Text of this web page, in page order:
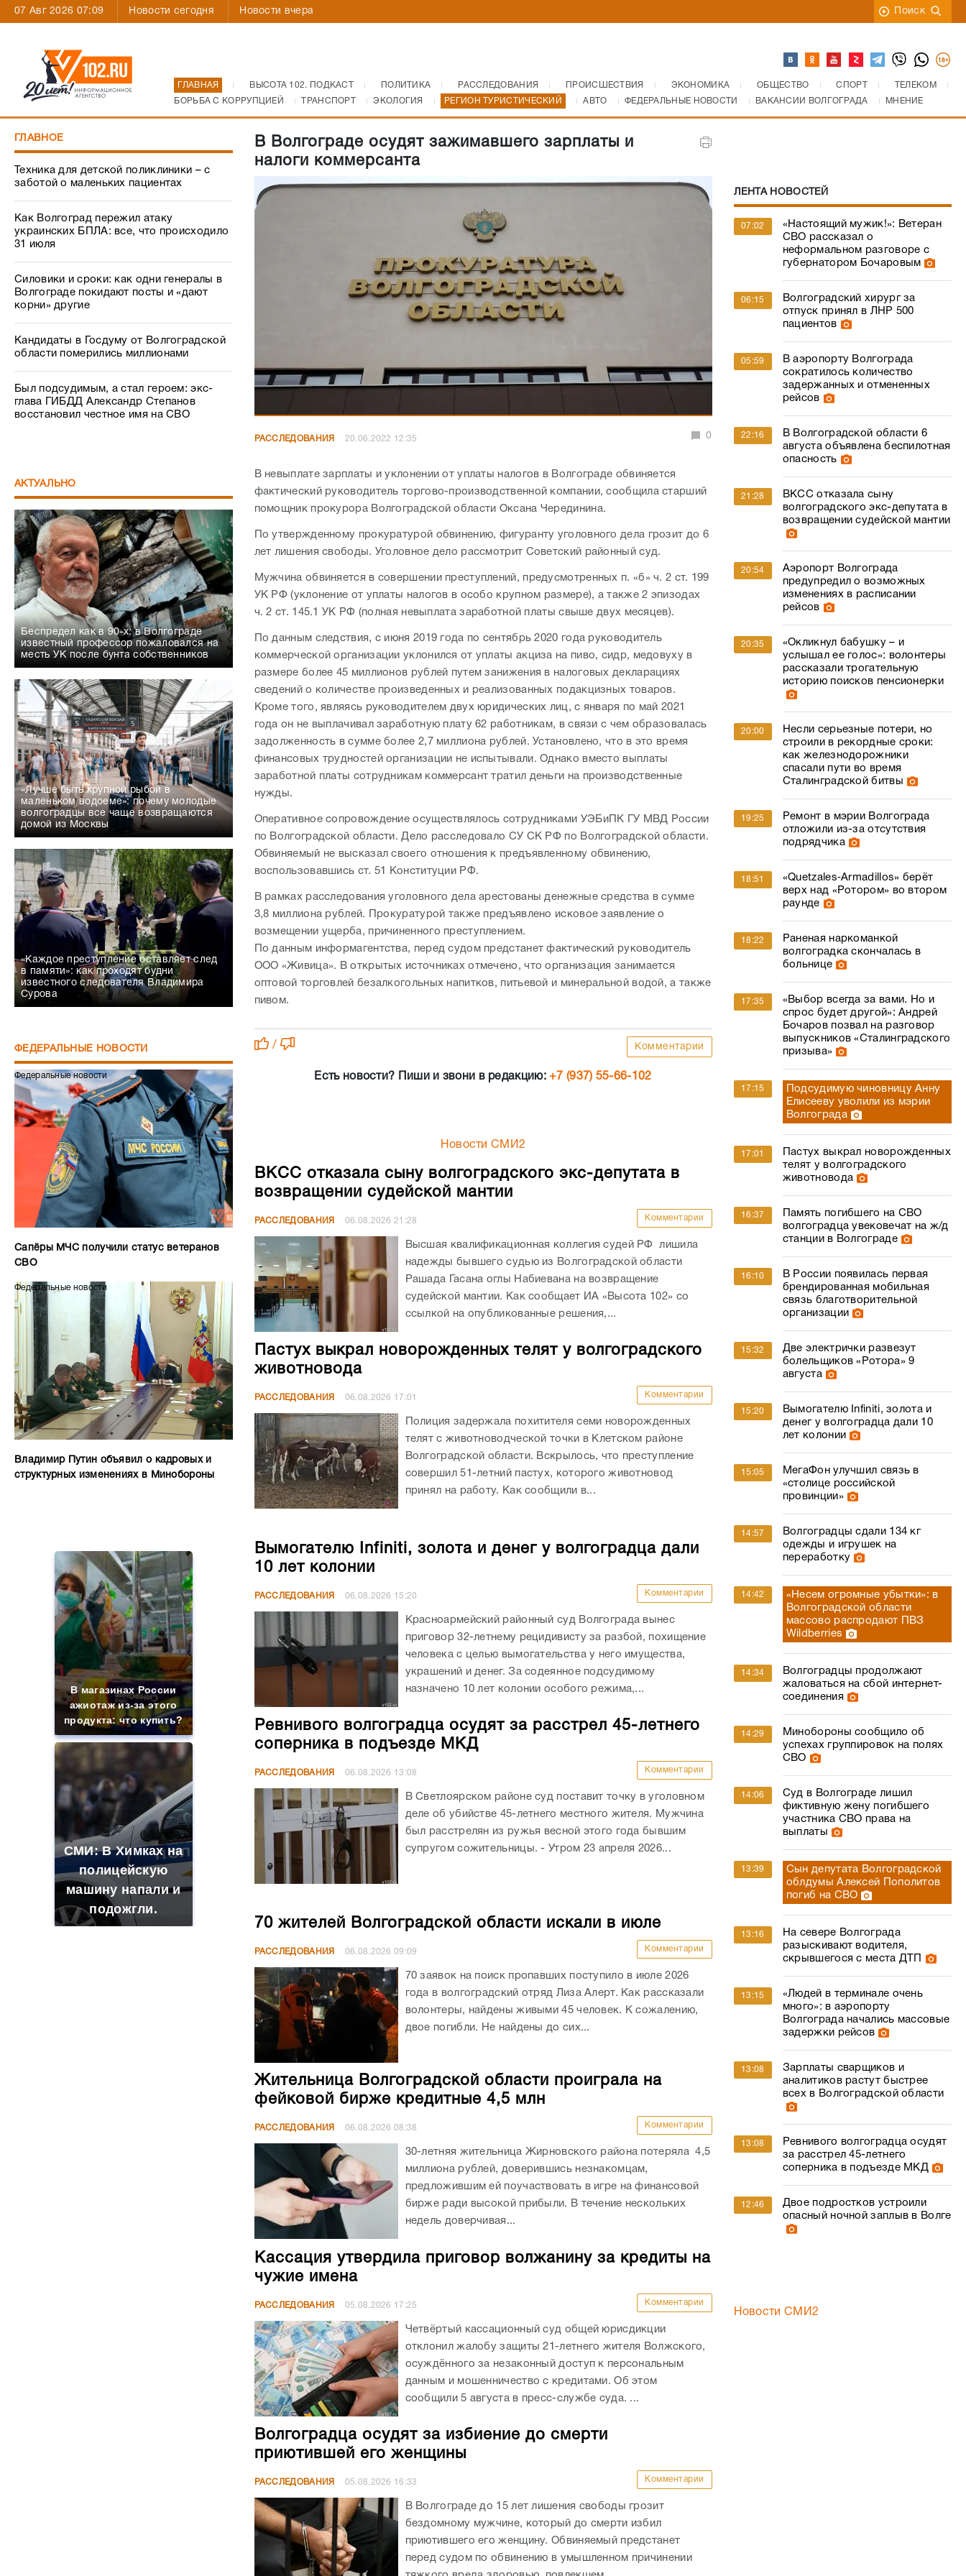
07 Авг 2026 07:09 Новости сегодня Новости вчера Поиск
ГЛАВНАЯ ВЫСОТА 102. ПОДКАСТ ПОЛИТИКА РАССЛЕДОВАНИЯ ПРОИСШЕСТВИЯ ЭКОНОМИКА ОБЩЕСТВО СПОРТ
ТЕЛЕКОМ
БОРЬБА С КОРРУПЦИЕЙ
ТРАНСПОРТ ЭКОЛОГИЯ РЕГИОН ТУРИСТИЧЕСКИЙ АВТО ФЕДЕРАЛЬНЫЕ НОВОСТИ ВАКАНСИИ ВОЛГОГРАДА МНЕНИЕ
ГЛАВНОЕ
Техника для детской поликлиники – с
заботой о маленьких пациентах
Как Волгоград пережил атаку
украинских БПЛА: все, что происходило
31 июля
Силовики и сроки: как одни генералы в
Волгограде покидают посты и «дают
корни» другие
Кандидаты в Госдуму от Волгоградской
области померились миллионами
Был подсудимым, а стал героем: экс-
глава ГИБДД Александр Степанов
восстановил честное имя на СВО
АКТУАЛЬНО
Беспредел как в 90-х: в Волгограде
известный профессор пожаловался на
месть УК после бунта собственников
«Лучше быть крупной рыбой в
маленьком водоеме»: почему молодые
волгоградцы все чаще возвращаются
домой из Москвы
«Каждое преступление оставляет след
в памяти»: как проходят будни
известного следователя Владимира
Сурова
ФЕДЕРАЛЬНЫЕ НОВОСТИ
Федеральные новости
Сапёры МЧС получили статус ветеранов
СВО
Федеральные новости
Владимир Путин объявил о кадровых и
структурных изменениях в Минобороны
В магазинах России
ажиотаж из-за этого
продукта: что купить?
СМИ: В Химках на
полицейскую
машину напали и
подожгли.
В Волгограде осудят зажимавшего зарплаты и
налоги коммерсанта
РАССЛЕДОВАНИЯ 20.06.2022 12:35 0
В невыплате зарплаты и уклонении от уплаты налогов в Волгограде обвиняется
фактический руководитель торгово-производственной компании, сообщила старший
помощник прокурора Волгоградской области Оксана Черединина.
По утвержденному прокуратурой обвинению, фигуранту уголовного дела грозит до 6
лет лишения свободы. Уголовное дело рассмотрит Советский районный суд.
Мужчина обвиняется в совершении преступлений, предусмотренных п. «б» ч. 2 ст. 199
УК РФ (уклонение от уплаты налогов в особо крупном размере), а также 2 эпизодах
ч. 2 ст. 145.1 УК РФ (полная невыплата заработной платы свыше двух месяцев).
По данным следствия, с июня 2019 года по сентябрь 2020 года руководитель
коммерческой организации уклонился от уплаты акциза на пиво, сидр, медовуху в
размере более 45 миллионов рублей путем занижения в налоговых декларациях
сведений о количестве произведенных и реализованных подакцизных товаров.
Кроме того, являясь руководителем двух юридических лиц, с января по май 2021
года он не выплачивал заработную плату 62 работникам, в связи с чем образовалась
задолженность в сумме более 2,7 миллиона рублей. Установлено, что в это время
финансовых трудностей организации не испытывали. Однако вместо выплаты
заработной платы сотрудникам коммерсант тратил деньги на производственные
нужды.
Оперативное сопровождение осуществлялось сотрудниками УЭБиПК ГУ МВД России
по Волгоградской области. Дело расследовало СУ СК РФ по Волгоградской области.
Обвиняемый не высказал своего отношения к предъявленному обвинению,
воспользовавшись ст. 51 Конституции РФ.
В рамках расследования уголовного дела арестованы денежные средства в сумме
3,8 миллиона рублей. Прокуратурой также предъявлено исковое заявление о
возмещении ущерба, причиненного преступлением.
По данным информагентства, перед судом предстанет фактический руководитель
ООО «Живица». В открытых источниках отмечено, что организация занимается
оптовой торговлей безалкогольных напитков, питьевой и минеральной водой, а также
пивом.
/ Комментарии
Есть новости? Пиши и звони в редакцию:+7 (937) 55-66-102
Новости СМИ2
ВКСС отказала сыну волгоградского экс-депутата в
возвращении судейской мантии
РАССЛЕДОВАНИЯ 06.08.202621:28 Комментарии
Высшая квалификационная коллегия судей РФ лишила
надежды бывшего судью из Волгоградской области
Рашада Гасана оглы Набиевана на возвращение
судейской мантии. Как сообщает ИА «Высота 102» со
ссылкой на опубликованные решения,...
Пастух выкрал новорожденных телят у волгоградского
животновода
РАССЛЕДОВАНИЯ 06.08.2026 17:01 Комментарии
Полиция задержала похитителя семи новорожденных
телят с животноводческой точки в Клетском районе
Волгоградской области. Вскрылось, что преступление
совершил 51-летний пастух, которого животновод
принял на работу. Как сообщили в...
Вымогателю Infiniti, золота и денег у волгоградца дали
10 лет колонии
РАССЛЕДОВАНИЯ 06.08.2026 15:20 Комментарии
Красноармейский районный суд Волгограда вынес
приговор 32-летнему рецидивисту за разбой, похищение
человека с целью вымогательства у него имущества,
украшений и денег. За содеянное подсудимому
назначено 10 лет колонии особого режима,...
Ревнивого волгоградца осудят за расстрел 45-летнего
соперника в подъезде МКД
РАССЛЕДОВАНИЯ 06.08.2026 13:08 Комментарии
В Светлоярском районе суд поставит точку в уголовном
деле об убийстве 45-летнего местного жителя. Мужчина
был расстрелян из ружья весной этого года бывшим
супругом сожительницы. - Утром 23 апреля 2026...
70 жителей Волгоградской области искали в июле
РАССЛЕДОВАНИЯ 06.08.202609:09 Комментарии
70 заявок на поиск пропавших поступило в июле 2026
года в волгоградский отряд Лиза Алерт. Как рассказали
волонтеры, найдены живыми 45 человек. К сожалению,
двое погибли. Не найдены до сих...
Жительница Волгоградской области проиграла на
фейковой бирже кредитные 4,5 млн
РАССЛЕДОВАНИЯ 06.08.202608:38 Комментарии
30-летняя жительница Жирновского района потеряла 4,5
миллиона рублей, доверившись незнакомцам,
предложившим ей поучаствовать в игре на финансовой
бирже ради высокой прибыли. В течение нескольких
недель доверчивая...
Кассация утвердила приговор волжанину за кредиты на
чужие имена
РАССЛЕДОВАНИЯ 05.08.2026 17:25 Комментарии
Четвёртый кассационный суд общей юрисдикции
отклонил жалобу защиты 21-летнего жителя Волжского,
осуждённого за незаконный доступ к персональным
данным и мошенничество с кредитами. Об этом
сообщили 5 августа в пресс-службе суда. ...
Волгоградца осудят за избиение до смерти
приютившей его женщины
РАССЛЕДОВАНИЯ 05.08.2026 16:33 Комментарии
В Волгограде до 15 лет лишения свободы грозит
бездомному мужчине, который до смерти избил
приютившего его женщину. Обвиняемый предстанет
перед судом по обвинению в умышленном причинении
ЛЕНТА НОВОСТЕЙ
07:02
«Настоящий мужик!»: Ветеран
СВО рассказал о
неформальном разговоре с
губернатором Бочаровым
06:15
Волгоградский хирург за
отпуск принял в ЛНР 500
пациентов
05:59
В аэропорту Волгограда
сократилось количество
задержанных и отмененных
рейсов
22:16
В Волгоградской области 6
августа объявлена беспилотная
опасность
21:28
ВКСС отказала сыну
волгоградского экс-депутата в
возвращении судейской мантии
20:54
Аэропорт Волгограда
предупредил о возможных
изменениях в расписании
рейсов
20:35
«Окликнул бабушку – и
услышал ее голос»: волонтеры
рассказали трогательную
историю поисков пенсионерки
20:00
Несли серьезные потери, но
строили в рекордные сроки:
как железнодорожники
спасали пути во время
Сталинградской битвы
19:25
Ремонт в мэрии Волгограда
отложили из-за отсутствия
подрядчика
18:51
«Quetzales‑Armadillos» берёт
верх над «Ротором» во втором
раунде
18:22
Раненая наркоманкой
волгоградка скончалась в
больнице
17:35
«Выбор всегда за вами. Но и
спрос будет другой»: Андрей
Бочаров позвал на разговор
выпускников «Сталинградского
призыва»
17:15
Подсудимую чиновницу Анну
Елисееву уволили из мэрии
Волгограда
17:01
Пастух выкрал новорожденных
телят у волгоградского
животновода
16:37
Память погибшего на СВО
волгоградца увековечат на ж/д
станции в Волгограде
16:10
В России появилась первая
брендированная мобильная
связь благотворительной
организации
15:32
Две электрички развезут
болельщиков «Ротора» 9
августа
15:20
Вымогателю Infiniti, золота и
денег у волгоградца дали 10
лет колонии
15:05
МегаФон улучшил связь в
«столице российской
провинции»
14:57
Волгоградцы сдали 134 кг
одежды и игрушек на
переработку
14:42
«Несем огромные убытки»: в
Волгоградской области
массово распродают ПВЗ
Wildberries
14:34
Волгоградцы продолжают
жаловаться на сбой интернет-
соединения
14:29
Минобороны сообщило об
успехах группировок на полях
СВО
14:06
Суд в Волгограде лишил
фиктивную жену погибшего
участника СВО права на
выплаты
13:39
Сын депутата Волгоградской
облдумы Алексей Пополитов
погиб на СВО
13:16
На севере Волгограда
разыскивают водителя,
скрывшегося с места ДТП
13:15
«Людей в терминале очень
много»: в аэропорту
Волгограда начались массовые
задержки рейсов
13:08
Зарплаты сварщиков и
аналитиков растут быстрее
всех в Волгоградской области
13:08
Ревнивого волгоградца осудят
за расстрел 45-летнего
соперника в подъезде МКД
12:46
Двое подростков устроили
опасный ночной заплыв в Волге
Новости СМИ2